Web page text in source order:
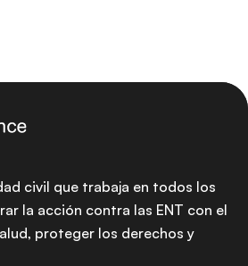
civil que trabaja en todos los
la acción contra las ENT con el
proteger los derechos y